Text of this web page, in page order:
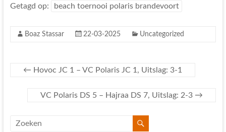
Getagd op: beach toernooi polaris brandevoort
Boaz Stassar 22-03-2025 Uncategorized
← Hovoc JC 1 – VC Polaris JC 1, Uitslag: 3-1
VC Polaris DS 5 – Hajraa DS 7, Uitslag: 2-3 →